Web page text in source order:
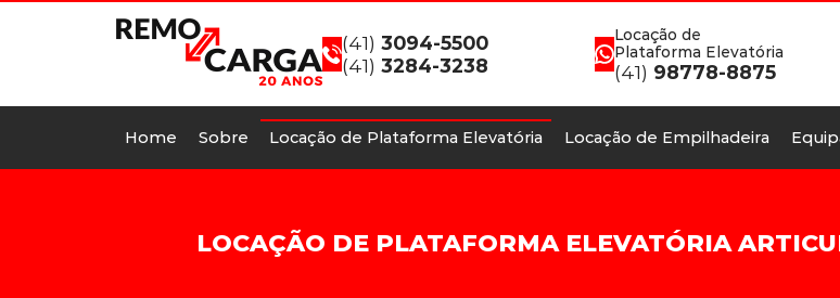
(41) 3094-5500
(41) 3284-3238
Locação de
Plataforma Elevatória
(41) 98778-8875
Home Sobre Locação de Plataforma Elevatória Locação de Empilhadeira
LOCAÇÃO DE PLATAFORMA ELEVATÓRIA